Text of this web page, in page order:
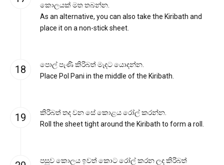
කොලයක් මත තබන්න.
As an alternative, you can also take the Kiribath and
place it on a non-stick sheet.
පොල් පැණි කිරිබත් මැදට යොදන්න.
Place Pol Pani in the middle of the Kiribath.
කිරිබත් තද වන සේ කොළය රෝල් කරන්න.
Roll the sheet tight around the Kiribath to form a roll.
පසුව කොලය ඉවත් කොට රෝල් කරන ලද කිරිබත්